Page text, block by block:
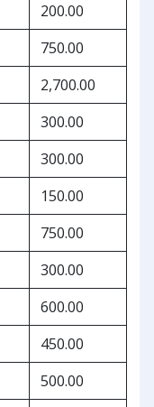
200.00
750.00
2,700.00
300.00
300.00
150.00
750.00
300.00
600.00
450.00
500.00